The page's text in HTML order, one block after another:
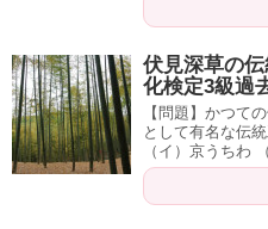
伏見深草の
化検定3級過
【問題】かつて
として有名な伝
（イ）京うちわ